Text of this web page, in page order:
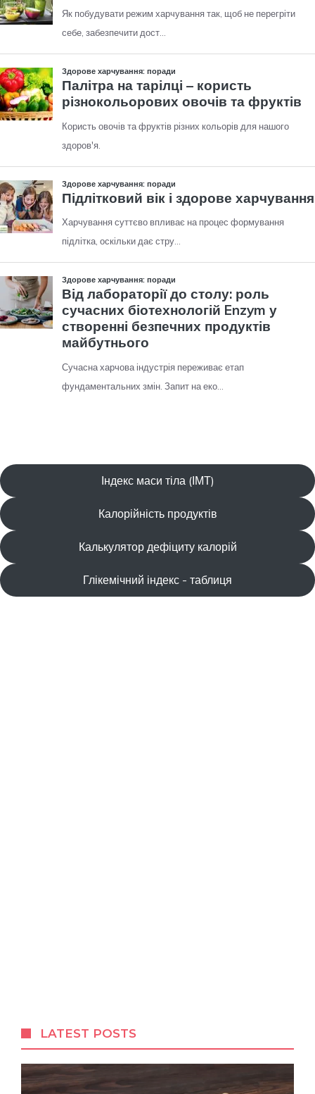
Індекс маси тіла (ІМТ)
Калорійність продуктів
Калькулятор дефіциту калорій
Глікемічний індекс - таблиця
LATEST POSTS